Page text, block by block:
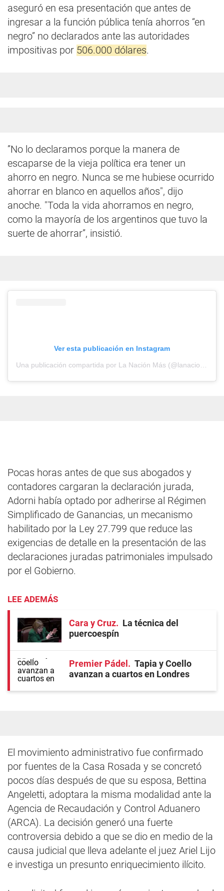
aseguró en esa presentación que antes de
ingresar a la función pública tenía ahorros “en
negro” no declarados ante las autoridades
impositivas por 506.000 dólares.
”No lo declaramos porque la manera de
escaparse de la vieja política era tener un
ahorro en negro. Nunca se me hubiese ocurrido
ahorrar en blanco en aquellos años", dijo
anoche. "Toda la vida ahorramos en negro,
como la mayoría de los argentinos que tuvo la
suerte de ahorrar”, insistió.
Ver esta publicación en Instagram
Pocas horas antes de que sus abogados y
contadores cargaran la declaración jurada,
Adorni había optado por adherirse al Régimen
Simplificado de Ganancias, un mecanismo
habilitado por la Ley 27.799 que reduce las
exigencias de detalle en la presentación de las
declaraciones juradas patrimoniales impulsado
por el Gobierno.
LEE ADEMÁS
Cara y Cruz
La técnica del
puercoespín
Premier Pádel
Tapia y Coello
avanzan a cuartos en Londres
El movimiento administrativo fue confirmado
por fuentes de la Casa Rosada y se concretó
pocos días después de que su esposa, Bettina
Angeletti, adoptara la misma modalidad ante la
Agencia de Recaudación y Control Aduanero
(ARCA). La decisión generó una fuerte
controversia debido a que se dio en medio de la
causa judicial que lleva adelante el juez Ariel Lijo
e investiga un presunto enriquecimiento ilícito.